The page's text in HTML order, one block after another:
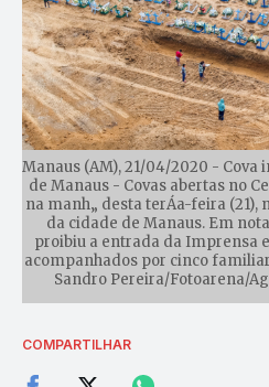
Manaus (AM), 21/04/2020 -
de Manaus - Covas abertas no
na manh„ desta terÁa-feira (21),
da cidade de Manaus. Em
proibiu a entrada da Imprensa
acompanhados por cinco
Sandro Pereira/Fotoarena/
COMPARTILHAR